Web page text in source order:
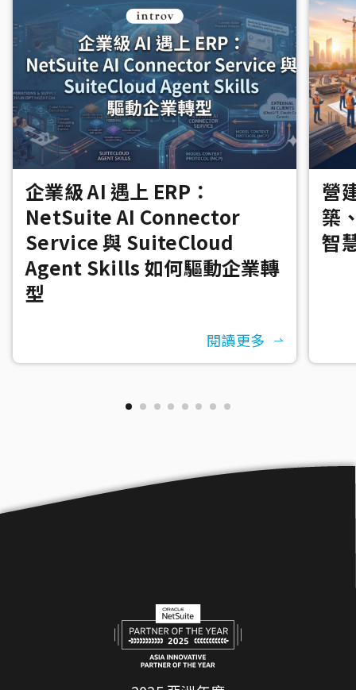
企業級 AI 遇上 ERP：
NetSuite AI Connector
Service 與 SuiteCloud
Agent Skills 如何驅動企業轉
型
閱讀更多
營
築
智